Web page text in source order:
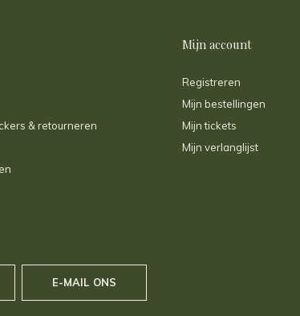
& retourneren
Mijn account
Registreren
Mijn bestellingen
Mijn tickets
Mijn verlanglijst
E-MAIL ONS